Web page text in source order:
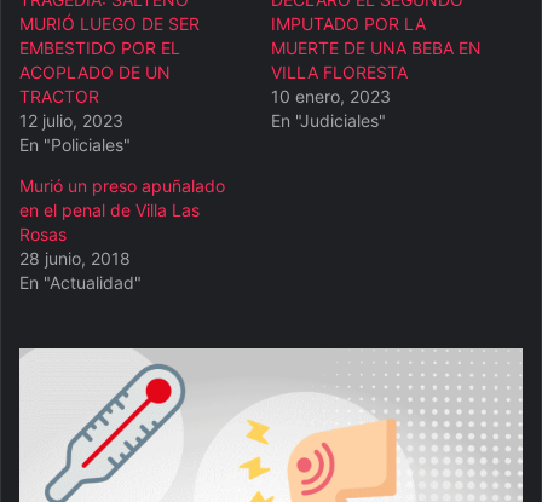
MURIÓ LUEGO DE SER
EMBESTIDO POR EL
ACOPLADO DE UN
TRACTOR
12 julio, 2023
En "Policiales"
IMPUTADO POR LA
MUERTE DE UNA BEBA EN
VILLA FLORESTA
10 enero, 2023
En "Judiciales"
Murió un preso apuñalado
en el penal de Villa Las
Rosas
28 junio, 2018
En "Actualidad"